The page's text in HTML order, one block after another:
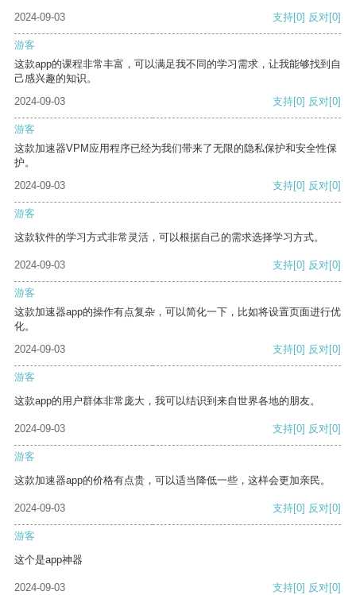
2024-09-03 支持[0] 反对[0]
游客
这款app的课程非常丰富，可以满足我不同的学习需求，让我能够找到自
己感兴趣的知识。
2024-09-03
支持[0] 反对[0]
游客
这款加速器VPM应用程序已经为我们带来了无限的隐私保护和安全性保
护。
2024-09-03
支持[0] 反对[0]
游客
这款软件的学习方式非常灵活，可以根据自己的需求选择学习方式。
2024-09-03 支持[0] 反对[0]
游客
这款加速器app的操作有点复杂，可以简化一下，比如将设置页面进行优
化。
2024-09-03
支持[0] 反对[0]
游客
这款app的用户群体非常庞大，我可以结识到来自世界各地的朋友。
2024-09-03 支持[0] 反对[0]
游客
这款加速器app的价格有点贵，可以适当降低一些，这样会更加亲民。
2024-09-03 支持[0] 反对[0]
游客
这个是app神器
2024-09-03 支持[0] 反对[0]